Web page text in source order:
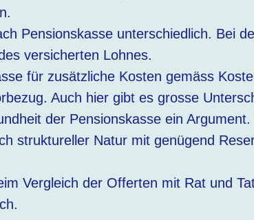
Pensionskasse unterschiedlich. Bei
versicherten Lohnes.
für zusätzliche Kosten gemäss
Auch hier gibt es grosse
der Pensionskasse ein
struktureller Natur mit genügend
Vergleich der Offerten mit Rat und